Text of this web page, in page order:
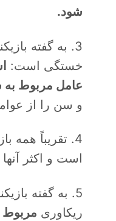
شود.
3. به گفته
خستگی است:
عامل مربوط به
و سن را از
4. تقریباً همه
است و اکثر
5. به گفته
ریکاوری مربوط